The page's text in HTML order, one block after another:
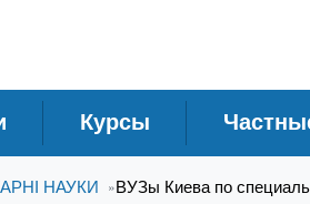
Курсы
НАУКИ »ВУЗы Киева по